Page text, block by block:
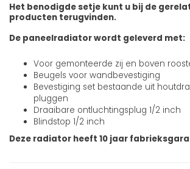
Het benodigde setje kunt u bij de
producten terugvinden.
De paneelradiator wordt geleverd met:
Voor gemonteerde zij en boven
Beugels voor wandbevestiging
Bevestiging set bestaande uit
pluggen
Draaibare ontluchtingsplug 1/2 inch
Blindstop 1/2 inch
Deze radiator heeft 10 jaar